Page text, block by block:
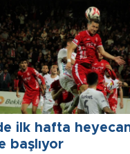
ilk hafta
başlıyor